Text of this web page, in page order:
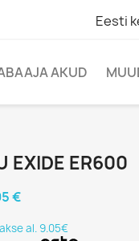
Eesti
AKUD
EXIDE ER600
€
al. 9.05€